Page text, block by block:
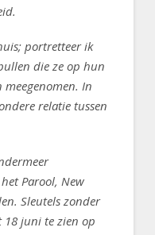
portretteer ik
die ze op hun
In
relatie tussen
Parool, New
Sleutels zonder
18 juni te zien op